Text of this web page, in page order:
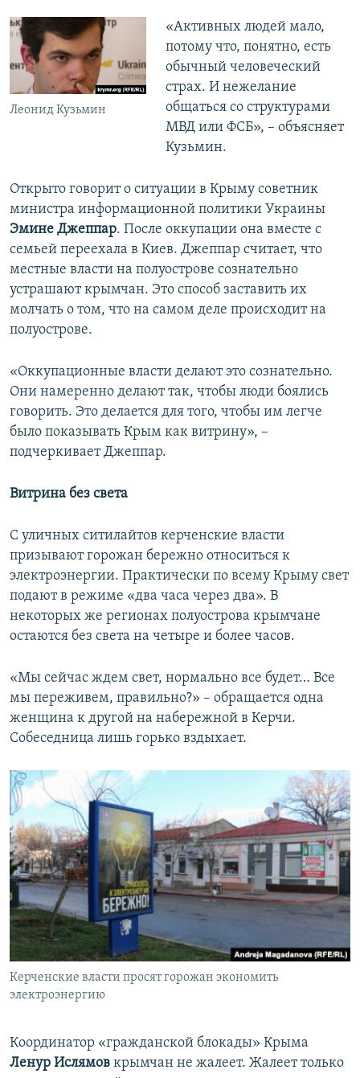
Леонид Кузьмин
«Активных людей мало,
потому что, понятно, есть
обычный человеческий
страх. И нежелание
общаться со структурами
МВД или ФСБ», – объясняет
Кузьмин.
Открыто говорит о ситуации в Крыму советник
министра информационной политики Украины
Эмине Джеппар. После оккупации она вместе с
семьей переехала в Киев. Джеппар считает, что
местные власти на полуострове сознательно
устрашают крымчан. Это способ заставить их
молчать о том, что на самом деле происходит на
полуострове.
«Оккупационные власти делают это сознательно.
Они намеренно делают так, чтобы люди боялись
говорить. Это делается для того, чтобы им легче
было показывать Крым как витрину», –
подчеркивает Джеппар.
Витрина без света
С уличных ситилайтов керченские власти
призывают горожан бережно относиться к
электроэнергии. Практически по всему Крыму свет
подают в режиме «два часа через два». В
некоторых же регионах полуострова крымчане
остаются без света на четыре и более часов.
«Мы сейчас ждем свет, нормально все будет… Все
мы переживем, правильно?» – обращается одна
женщина к другой на набережной в Керчи.
Собеседница лишь горько вздыхает.
Керченские власти просят горожан экономить
электроэнергию
Координатор «гражданской блокады» Крыма
Ленур Ислямов крымчан не жалеет. Жалеет только